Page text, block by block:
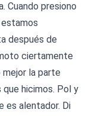
Cuando presiono
después de
ciertamente
la parte
hicimos. Pol y
es alentador. Di